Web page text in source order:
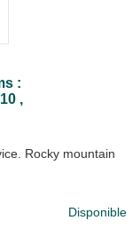
:
,
Rocky mountain
Disponible